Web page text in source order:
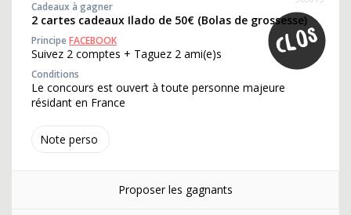
Note perso
Cadeaux à gagner
2 cartes cadeaux Ilado de 50€ (Bolas de grossesse)
PrincipeFACEBOOK
Suivez 2 comptes + Taguez 2 ami(e)s
Conditions
Le concours est ouvert à toute personne majeure
résidant en France
Proposer les gagnants